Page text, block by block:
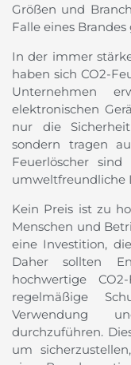
Größen und
Falle eines
In der immer
haben sich CO2-
Unternehmen
elektronischen
nur die
sondern tragen
Feuerlöscher
umweltfreundliche
Kein Preis ist zu
Menschen und
eine Investition,
Daher sollten
hochwertige
regelmäßige
Verwendung
durchzuführen.
um